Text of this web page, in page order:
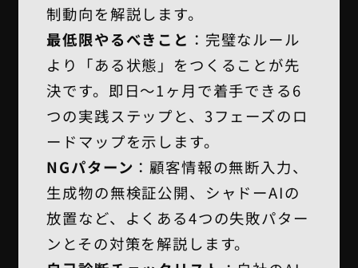
制動向を解説します。
最低限やるべきこと ：完璧なルール
より「ある状態」をつくることが先
決です。即日〜1ヶ月で着手できる6
つの実践ステップと、3フェーズのロ
ードマップを示します。
NGパターン ：顧客情報の無断入力、
生成物の無検証公開、シャドーAIの
放置など、よくある4つの失敗パター
ンとその対策を解説します。